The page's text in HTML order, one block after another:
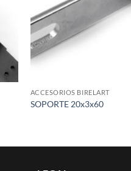
ACCESORIOS BIRELART
SOPORTE 20x3x60